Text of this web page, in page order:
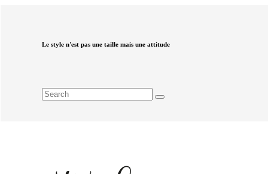
Le style n'est pas une taille mais une attitude